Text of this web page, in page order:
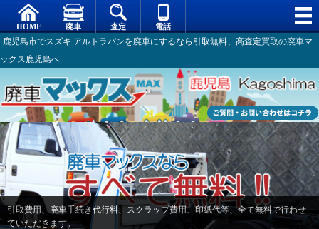
鹿児島市でスズキ アルトラパンを廃車にするなら引取無料、高査定買取の廃車マ
ックス鹿児島へ
引取費用、廃車手続き代行料、スクラップ費用、印紙代等、全て無料で行わせ
ていただきます。